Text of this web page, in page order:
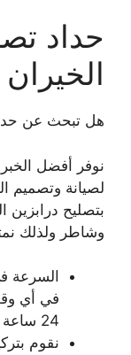
حداد
الخيران
هل تبحث عن
نوفر أفضل
لصيانة وتصميم
بتصليح درابزين
وشاطر ولذلك
السرعة
في أي
24 ساعة
نقوم